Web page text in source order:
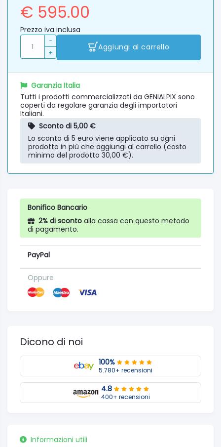
€ 595.00
Prezzo iva inclusa
-
+
Aggiungi al carrello
Garanzia Italia
Tutti i prodotti commercializzati da GENIALPIX sono
coperti da regolare garanzia degli importatori
Italiani.
Sconto di 5,00 €
Lo sconto di 5 euro viene applicato su ogni
prodotto in più che aggiungi al carrello (costo
minimo del prodotto 30,00 €).
Bonifico Bancario
2% di sconto alla cassa con questo metodo
di pagamento.
PayPal
Oppure
Dicono di noi
100%
5.780+ recensioni
4.8
400+ recensioni
Informazioni utili